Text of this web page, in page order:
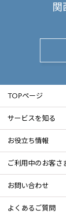
関
TOPページ
サービスを知る
お役立ち情報
ご利用中のお客さ
お問い合わせ
よくあるご質問